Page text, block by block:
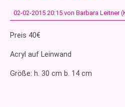
02-02-2015 20:15 von Barbara Leitner
Preis 40€
Acryl auf Leinwand
Größe: h. 30 cm b. 14 cm